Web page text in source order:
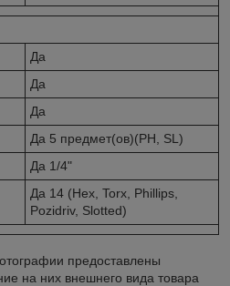
Да
Да
Да
Да 5 предмет(ов)(PH, SL)
Да 1/4"
Да 14 (Hex, Torx, Phillips,
Pozidriv, Slotted)
предоставлены
на них внешнего вида товара